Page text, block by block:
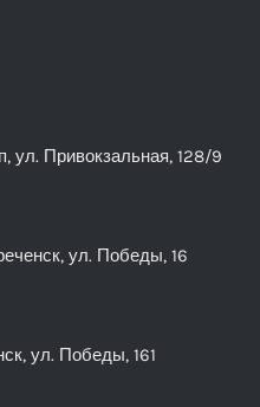
ул. Привокзальная, 128/9
ул. Победы, 16
ул. Победы, 161